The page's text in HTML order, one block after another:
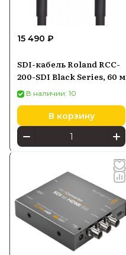
15 490 ₽
SDI-кабель Roland RCC-
200-SDI Black Series, 60 м
В наличии: 10
В корзину